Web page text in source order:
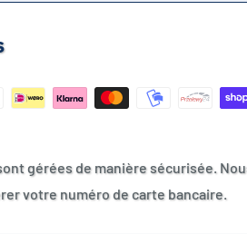
gérées de manière sécurisée.
votre numéro de carte bancaire.